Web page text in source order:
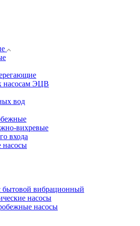
насосам ЭЦВ
вод
вихревые
входа
насосы
вибрационный
насосы
насосы